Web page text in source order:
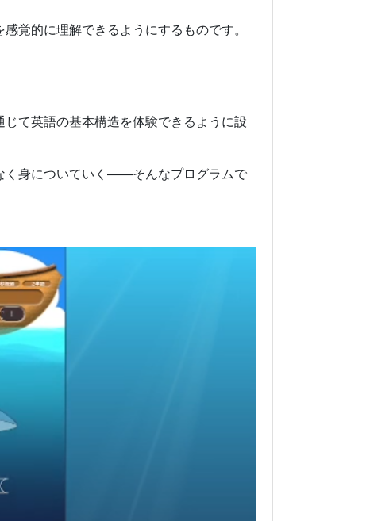
覚的に理解できるようにするものです。
て英語の基本構造を体験できるように設
く身についていく――そんなプログラムで